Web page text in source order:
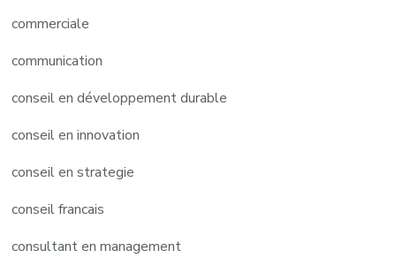
commerciale
communication
conseil en développement durable
conseil en innovation
conseil en strategie
conseil francais
consultant en management